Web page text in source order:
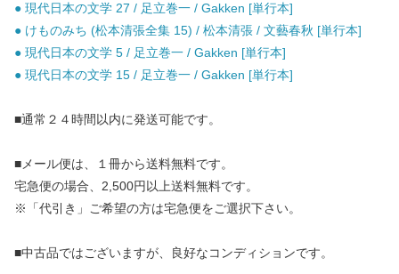
● 現代日本の文学 27 / 足立巻一 / Gakken [単行本]
● けものみち (松本清張全集 15) / 松本清張 / 文藝春秋 [単行本]
● 現代日本の文学 5 / 足立巻一 / Gakken [単行本]
● 現代日本の文学 15 / 足立巻一 / Gakken [単行本]
■通常２４時間以内に発送可能です。
■メール便は、１冊から送料無料です。
宅急便の場合、2,500円以上送料無料です。
※「代引き」ご希望の方は宅急便をご選択下さい。
■中古品ではございますが、良好なコンディションです。